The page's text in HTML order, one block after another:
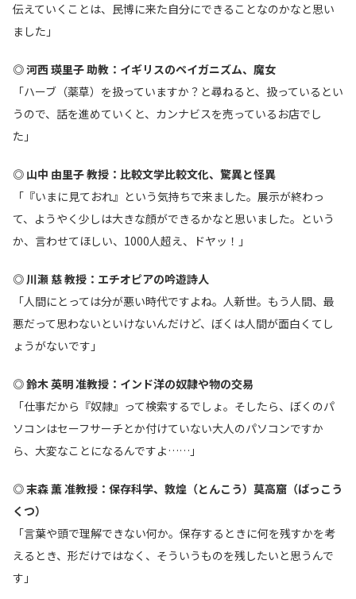
伝えていくことは、民博に来た自分にできることなのかなと思い
ました」
◎ 河西 瑛里子 助教：イギリスのペイガニズム、魔女
「ハーブ（薬草）を扱っていますか？と尋ねると、扱っているとい
うので、話を進めていくと、カンナビスを売っているお店でし
た」
◎ 山中 由里子 教授：比較文学比較文化、驚異と怪異
「『いまに見ておれ』という気持ちで来ました。展示が終わっ
て、ようやく少しは大きな顔ができるかなと思いました。という
か、言わせてほしい、1000人超え、ドヤッ！」
◎ 川瀬 慈 教授：エチオピアの吟遊詩人
「人間にとっては分が悪い時代ですよね。人新世。もう人間、最
悪だって思わないといけないんだけど、ぼくは人間が面白くてし
ょうがないです」
◎ 鈴木 英明 准教授：インド洋の奴隷や物の交易
「仕事だから『奴隷』って検索するでしょ。そしたら、ぼくのパ
ソコンはセーフサーチとか付けていない大人のパソコンですか
ら、大変なことになるんですよ……」
◎ 末森 薫 准教授：保存科学、敦煌（とんこう）莫高窟（ばっこう
くつ）
「言葉や頭で理解できない何か。保存するときに何を残すかを考
えるとき、形だけではなく、そういうものを残したいと思うんで
す」